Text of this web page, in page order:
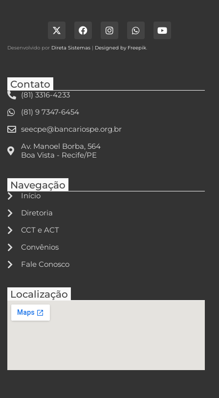
Desenvolvido por Direta Sistemas | Designed by Freepik.
Contato
(81) 3316-4233
(81) 9 7347-6454
seecpe@bancariospe.org.br
Av. Manoel Borba, 564
Boa Vista - Recife/PE
Navegação
Início
Diretoria
CCT e ACT
Convênios
Fale Conosco
Localização